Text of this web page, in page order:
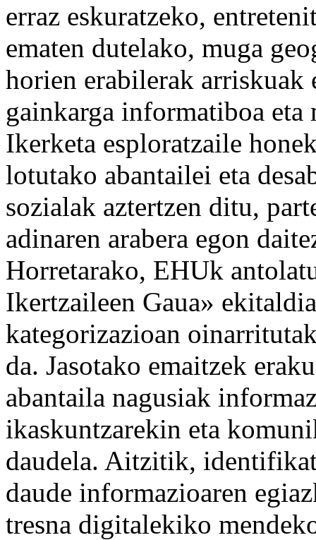
erraz eskuratzeko,
ematen dutelako, muga
horien erabilerak arriskuak
gainkarga informatiboa
Ikerketa esploratzaile
lotutako abantailei eta
sozialak aztertzen ditu,
adinaren arabera egon
Horretarako, EHUk
Ikertzaileen Gaua»
kategorizazioan
da. Jasotako emaitzek
abantaila nagusiak
ikaskuntzarekin eta
daudela. Aitzitik,
daude informazioaren
tresna digitalekiko